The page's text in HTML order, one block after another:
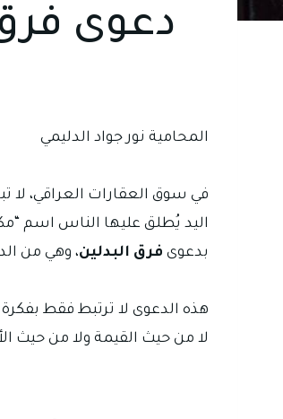
دعوى فرق
المحامية نور جواد الدليمي
في سوق العقارات العراقي، لا
اليد يُطلق عليها الناس اسم
بدعوى فرق البدلين، وهي من
هذه الدعوى لا ترتبط فقط بفكرة
لا من حيث القيمة ولا من حيث